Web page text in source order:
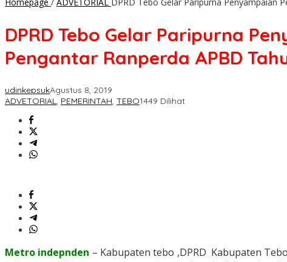
Homepage / ADVETORIAL DPRD Tebo Gelar Paripurna Penyampaian
DPRD Tebo Gelar Paripurna
Pengantar Ranperda APBD
udinkepsukAgustus 8, 2019
ADVETORIAL, PEMERINTAH, TEBO1449 Dilihat
Metro indepnden – Kabupaten tebo ,DPRD Kabupaten